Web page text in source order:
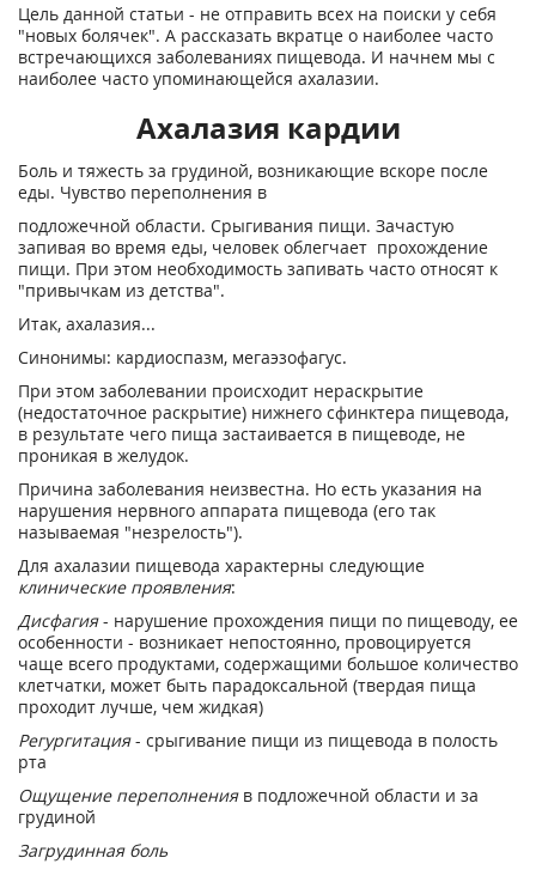
Цель данной статьи - не отправить всех на поиски у себя
"новых болячек". А рассказать вкратце о наиболее часто
встречающихся заболеваниях пищевода. И начнем мы с
наиболее часто упоминающейся ахалазии.
Ахалазия кардии
Боль и тяжесть за грудиной, возникающие вскоре после
еды. Чувство переполнения в
подложечной области. Срыгивания пищи. Зачастую
запивая во время еды, человек облегчает прохождение
пищи. При этом необходимость запивать часто относят к
"привычкам из детства".
Итак, ахалазия...
Синонимы: кардиоспазм, мегаэзофагус.
При этом заболевании происходит нераскрытие
(недостаточное раскрытие) нижнего сфинктера пищевода,
в результате чего пища застаивается в пищеводе, не
проникая в желудок.
Причина заболевания неизвестна. Но есть указания на
нарушения нервного аппарата пищевода (его так
называемая "незрелость").
Для ахалазии пищевода характерны следующие
клинические проявления:
Дисфагия- нарушение прохождения пищи по пищеводу, ее
особенности - возникает непостоянно, провоцируется
чаще всего продуктами, содержащими большое количество
клетчатки, может быть парадоксальной (твердая пища
проходит лучше, чем жидкая)
Регургитация- срыгивание пищи из пищевода в полость
рта
Ощущение переполненияв подложечной области и за
грудиной
Загрудинная боль